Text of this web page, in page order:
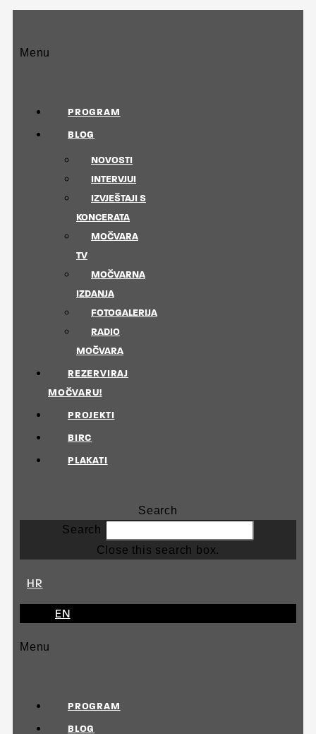
Menu
PROGRAM
BLOG
NOVOSTI
INTERVJUI
IZVJEŠTAJI S
KONCERATA
MOČVARA
TV
MOČVARNA
IZDANJA
FOTOGALERIJA
RADIO
MOČVARA
REZERVIRAJ
MOČVARU!
PROJEKTI
BIRC
PLAKATI
Search
Search
Close this search box.
HR
EN
Menu
PROGRAM
BLOG